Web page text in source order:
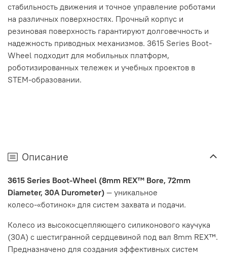
стабильность движения и точное управление роботами
на различных поверхностях. Прочный корпус и
резиновая поверхность гарантируют долговечность и
надежность приводных механизмов. 3615 Series Boot-
Wheel подходит для мобильных платформ,
роботизированных тележек и учебных проектов в
STEM-образовании.
Описание
3615 Series Boot-Wheel (8mm REX™ Bore, 72mm
Diameter, 30A Durometer) — уникальное
колесо-«ботинок» для систем захвата и подачи.
Колесо из высокосцепляющего силиконового каучука
(30А) с шестигранной сердцевиной под вал 8mm REX™.
Предназначено для создания эффективных систем